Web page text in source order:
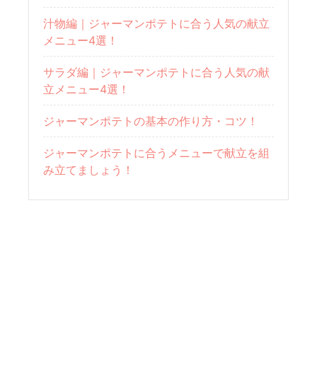
汁物編｜ジャーマンポテトに合う人気の献立
メニュー4選！
サラダ編｜ジャーマンポテトに合う人気の献
立メニュー4選！
ジャーマンポテトの基本の作り方・コツ！
ジャーマンポテトに合うメニューで献立を組
み立てましょう！